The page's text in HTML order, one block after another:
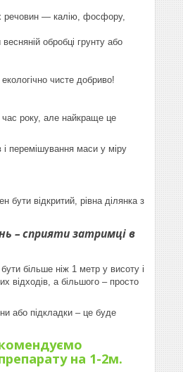
речовин — калію, фосфору,
обробці грунту або
чисте добриво!
року, але найкраще це
перемішування маси у міру
відкритий, рівна ділянка з
– сприяти затримці в
більше ніж 1 метр у висоту і
відходів, а більшого – просто
або підкладки – це буде
на 1-2м.